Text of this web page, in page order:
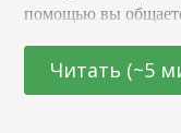
помощью вы
что вы обещаете
или иным образом
Читать (~5